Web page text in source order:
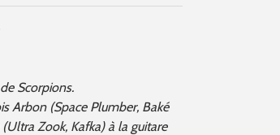
Scorpions.
Arbon (Space Plumber, Baké
Zook, Kafka) à la guitare